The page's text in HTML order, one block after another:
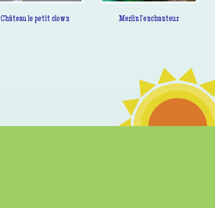
Château le petit clown Merlin l’enchanteur